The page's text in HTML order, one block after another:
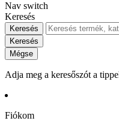
Nav switch
Keresés
Keresés
Keresés
Mégse
Adja meg a keresőszót a
Fiókom